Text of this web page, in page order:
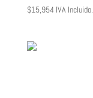
$15,954 IVA Incluido.